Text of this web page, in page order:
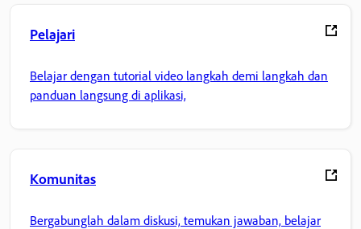
Pelajari
Belajar dengan tutorial video langkah demi langkah dan
panduan langsung di aplikasi,
Komunitas
Bergabunglah dalam diskusi, temukan jawaban, belajar